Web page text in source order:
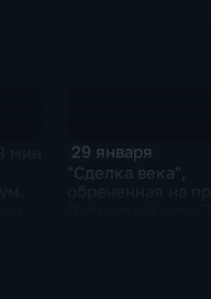
29 января
"Сделка века",